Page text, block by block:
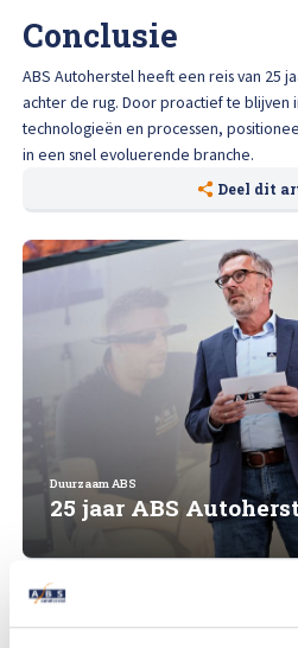
Conclusie
ABS Autoherstel heeft een reis van 25
achter de rug. Door proactief te blijven
technologieën en processen,
in een snel evoluerende branche.
Deel dit
Duurzaam ABS
25 jaar ABS